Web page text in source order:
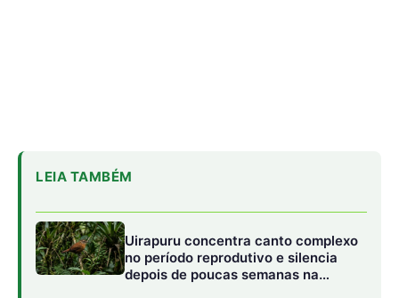
A introdução dos búfalos no Marajó gerou um impacto
profundo na cultura, na culinária e no manejo da terra das
comunidades locais. Perfeitamente adaptados ao clima